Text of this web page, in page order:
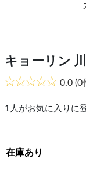
キョーリン
0.0 (0
1 人がお気に入りに
在庫あり